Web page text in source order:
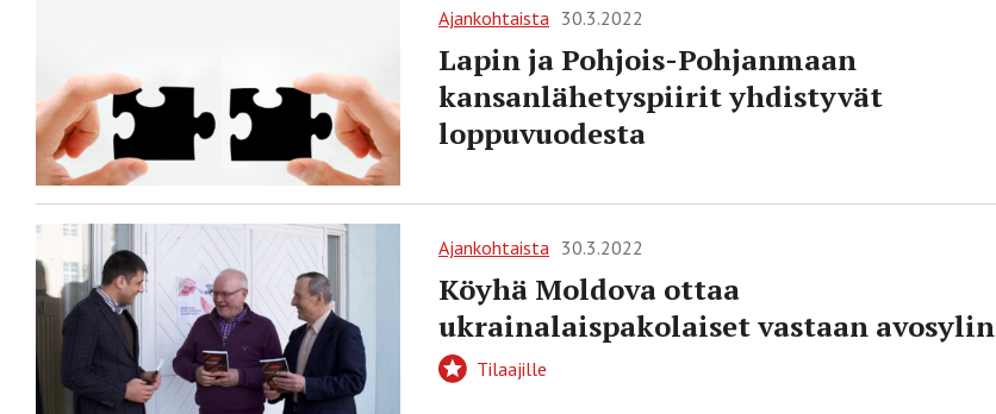
Ajankohtaista 30.3.2022
Lapin ja Pohjois-Pohjanmaan
kansanlähetyspiirit yhdistyvät
loppuvuodesta
Ajankohtaista 30.3.2022
Köyhä Moldova ottaa
ukrainalaispakolaiset vastaan avosylin
Tilaajille